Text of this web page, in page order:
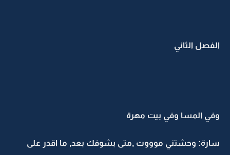
الفصل الثاني
وفي المسا وفي بيت مهرة
سارة: وحشتني موووت ,متى بشوفك بعد, ما اقدر على